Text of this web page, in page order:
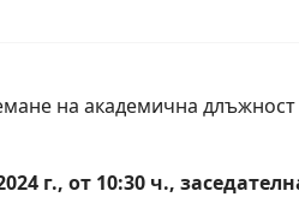
на академична
г., от 10:30 ч.,